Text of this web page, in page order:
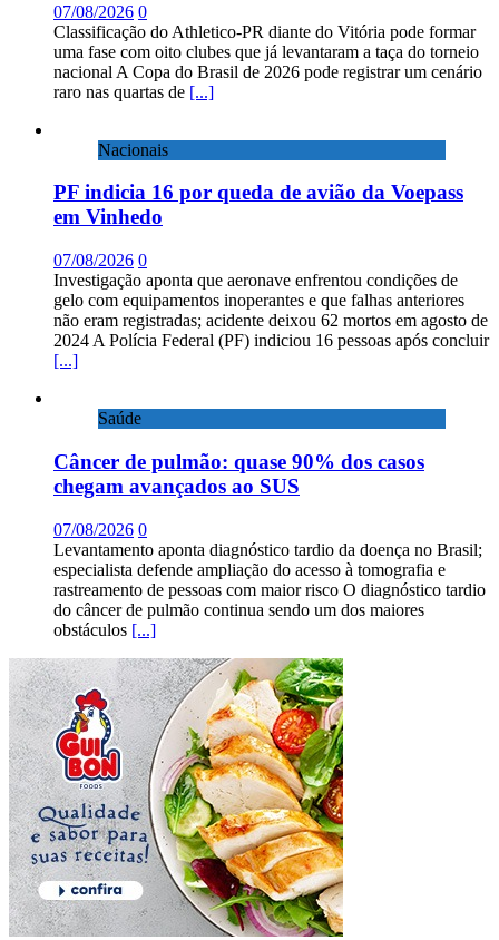
07/08/2026 0
Classificação do Athletico-PR diante do Vitória pode formar
uma fase com oito clubes que já levantaram a taça do torneio
nacional A Copa do Brasil de 2026 pode registrar um cenário
raro nas quartas de [...]
Nacionais
PF indicia 16 por queda de avião da Voepass
em Vinhedo
07/08/2026 0
Investigação aponta que aeronave enfrentou condições de
gelo com equipamentos inoperantes e que falhas anteriores
não eram registradas; acidente deixou 62 mortos em agosto de
2024 A Polícia Federal (PF) indiciou 16 pessoas após concluir
[...]
Saúde
Câncer de pulmão: quase 90% dos casos
chegam avançados ao SUS
07/08/2026 0
Levantamento aponta diagnóstico tardio da doença no Brasil;
especialista defende ampliação do acesso à tomografia e
rastreamento de pessoas com maior risco O diagnóstico tardio
do câncer de pulmão continua sendo um dos maiores
obstáculos [...]